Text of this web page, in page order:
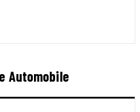
Automobile